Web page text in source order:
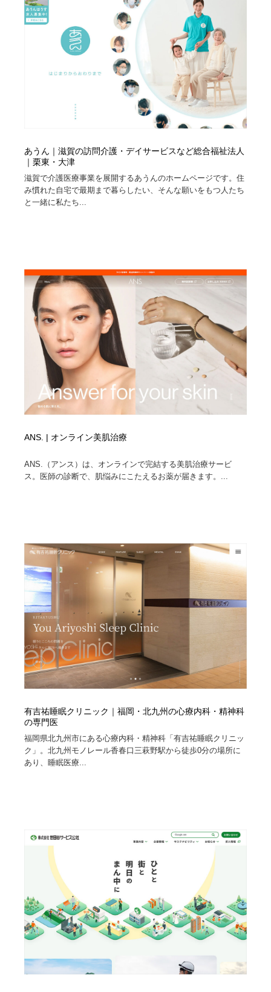
あうん｜滋賀の訪問介護・デイサービスなど総合福祉法人
｜栗東・大津
滋賀で介護医療事業を展開するあうんのホームページです。住
み慣れた自宅で最期まで暮らしたい、そんな願いをもつ人たち
と一緒に私たち...
ANS. | オンライン美肌治療
ANS.（アンス）は、オンラインで完結する美肌治療サービ
ス。医師の診断で、肌悩みにこたえるお薬が届きます。...
有吉祐睡眠クリニック｜福岡・北九州の心療内科・精神科
の専門医
福岡県北九州市にある心療内科・精神科「有吉祐睡眠クリニッ
ク」。北九州モノレール香春口三萩野駅から徒歩0分の場所に
あり、睡眠医療...